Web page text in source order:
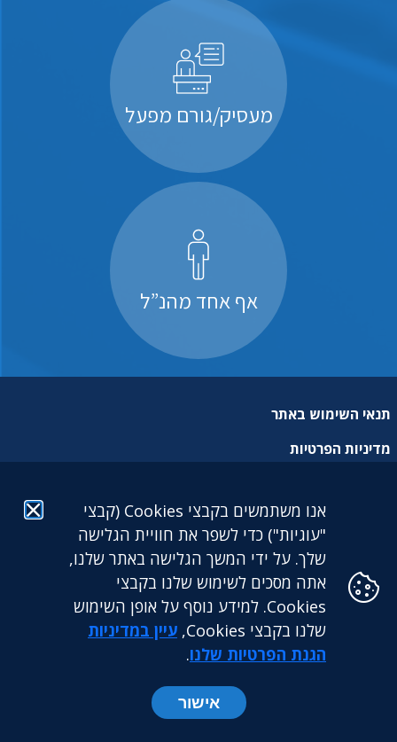
מעסיק/גורם מפעל
אף אחד מהנ”ל
תנאי השימוש באתר
מדיניות הפרטיות
הצהרת נגישות
גילעד גמלאות לעובדים דתיים בע"מ: מגדל הכשרת היישוב (קומה
פקס: 03-5765891
כל הזכויות שמורות לקרן גילעד ©
אנו משתמשים בקבצי Cookies (קבצי
"עוגיות") כדי לשפר את חוויית הגלישה
שלך. על ידי המשך הגלישה באתר שלנו,
אתה מסכים לשימוש שלנו בקבצי
Cookies. למידע נוסף על אופן השימוש
שלנו בקבצי Cookies,
עיין במדיניות
הגנת הפרטיות שלנו.
אישור